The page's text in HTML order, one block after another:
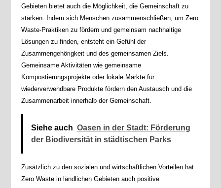
Gebieten bietet auch die Möglichkeit, die Gemeinschaft zu
stärken. Indem sich Menschen zusammenschließen, um Zero
Waste-Praktiken zu fördern und gemeinsam nachhaltige
Lösungen zu finden, entsteht ein Gefühl der
Zusammengehörigkeit und des gemeinsamen Ziels.
Gemeinsame Aktivitäten wie gemeinsame
Kompostierungsprojekte oder lokale Märkte für
wiederverwendbare Produkte fördern den Austausch und die
Zusammenarbeit innerhalb der Gemeinschaft.
Siehe auch Oasen in der Stadt: Förderung
der Biodiversität in städtischen Parks
Zusätzlich zu den sozialen und wirtschaftlichen Vorteilen hat
Zero Waste in ländlichen Gebieten auch positive